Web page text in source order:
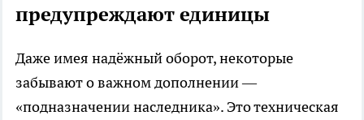
предупреждают единицы
Даже имея надёжный оборот, некоторые
забывают о важном дополнении —
«подназначении наследника». Это техническая